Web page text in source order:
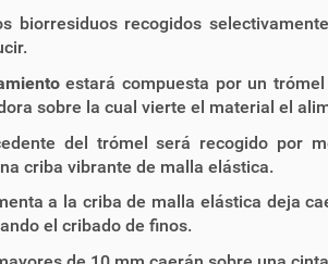
biorresiduos recogidos
estará compuesta por un
sobre la cual vierte el material el
del trómel será recogido por
criba vibrante de malla elástica.
a la criba de malla elástica deja
el cribado de finos.